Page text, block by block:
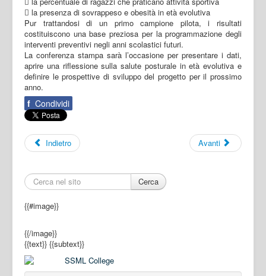
 la presenza di sovrappeso e obesità in età evolutiva
Pur trattandosi di un primo campione pilota, i risultati
costituiscono una base preziosa per la programmazione degli
interventi preventivi negli anni scolastici futuri.
La conferenza stampa sarà l’occasione per presentare i dati,
aprire una riflessione sulla salute posturale in età evolutiva e
definire le prospettive di sviluppo del progetto per il prossimo
anno.
f Condividi
Indietro Avanti
Cerca
{{#image}}
{{/image}}
{{text}} {{subtext}}